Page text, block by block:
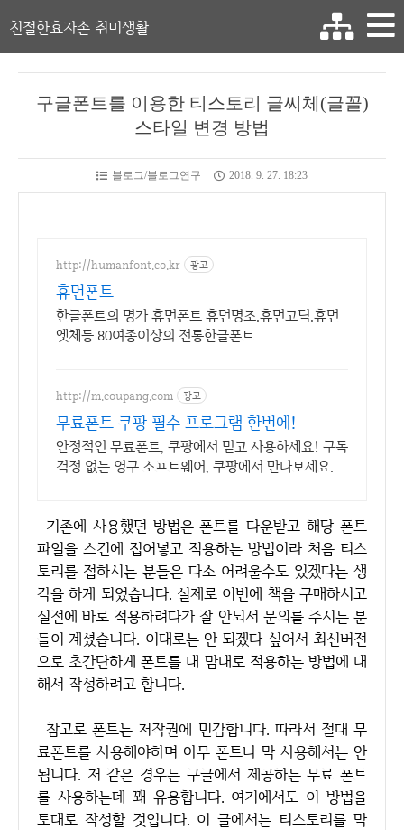
친절한효자손 취미생활
구글폰트를 이용한 티스토리 글씨체(글꼴)
스타일 변경 방법
블로그/블로그연구 2018. 9. 27. 18:23
http://humanfont.co.kr 광고
휴먼폰트
한글폰트의 명가 휴먼폰트 휴먼명조.휴먼고딕.휴먼
옛체등 80여종이상의 전통한글폰트
http://m.coupang.com 광고
무료폰트 쿠팡 필수 프로그램 한번에!
안정적인 무료폰트, 쿠팡에서 믿고 사용하세요! 구독
걱정 없는 영구 소프트웨어, 쿠팡에서 만나보세요.
기존에 사용했던 방법은 폰트를 다운받고 해당 폰트
파일을 스킨에 집어넣고 적용하는 방법이라 처음 티스
토리를 접하시는 분들은 다소 어려울수도 있겠다는 생
각을 하게 되었습니다. 실제로 이번에 책을 구매하시고
실전에 바로 적용하려다가 잘 안되서 문의를 주시는 분
들이 계셨습니다. 이대로는 안 되겠다 싶어서 최신버전
으로 초간단하게 폰트를 내 맘대로 적용하는 방법에 대
해서 작성하려고 합니다.
참고로 폰트는 저작권에 민감합니다. 따라서 절대 무
료폰트를 사용해야하며 아무 폰트나 막 사용해서는 안
됩니다. 저 같은 경우는 구글에서 제공하는 무료 폰트
를 사용하는데 꽤 유용합니다. 여기에서도 이 방법을
토대로 작성할 것입니다. 이 글에서는 티스토리를 막